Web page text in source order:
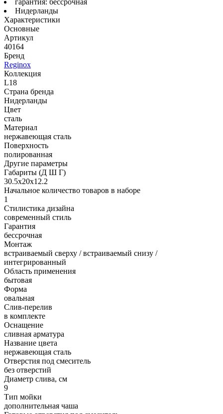
Нидерланды
Характеристики
Основные
Артикул
40164
Бренд
Reginox
Коллекция
L18
Страна бренда
Нидерланды
Цвет
сталь
Материал
нержавеющая сталь
Поверхность
полированная
Другие параметры
Габариты (Д Ш Г)
30.5х20х12.2
Начальное количество товаров в наборе
1
Стилистика дизайна
современный стиль
Гарантия
бессрочная
Монтаж
встраиваемый сверху / встраиваемый снизу /
интегрированный
Область применения
бытовая
Форма
овальная
Слив-перелив
в комплекте
Оснащение
сливная арматура
Название цвета
нержавеющая сталь
Отверстия под смеситель
без отверстий
Диаметр слива, см
9
Тип мойки
дополнительная чаша